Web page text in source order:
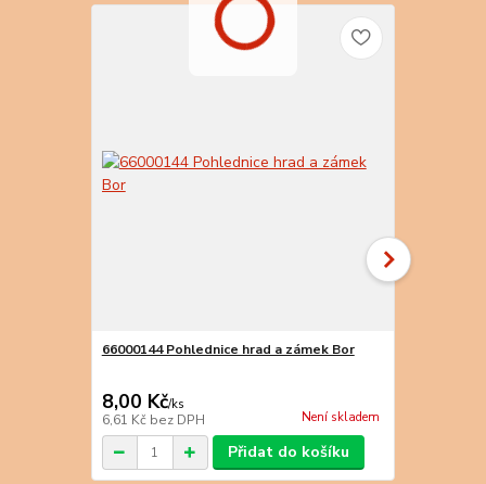
66000144 Pohlednice hrad a zámek Bor
8,00 Kč/ks
6,61 Kč bez DPH Není skladem
Přidat do košíku